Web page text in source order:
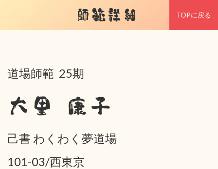
師範詳細 TOPに戻る
道場師範 25期
大里 康子
己書 わくわく夢道場
101-03/西東京